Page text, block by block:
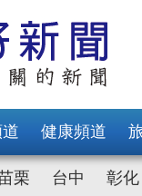
健康頻道
栗 台中 彰化